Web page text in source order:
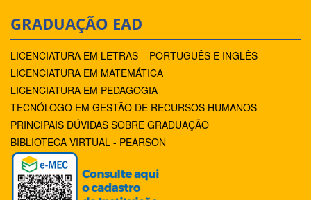
GRADUAÇÃO EAD
LICENCIATURA EM LETRAS – PORTUGUÊS E INGLÊS
LICENCIATURA EM MATEMÁTICA
LICENCIATURA EM PEDAGOGIA
TECNÓLOGO EM GESTÃO DE RECURSOS HUMANOS
PRINCIPAIS DÚVIDAS SOBRE GRADUAÇÃO
BIBLIOTECA VIRTUAL - PEARSON